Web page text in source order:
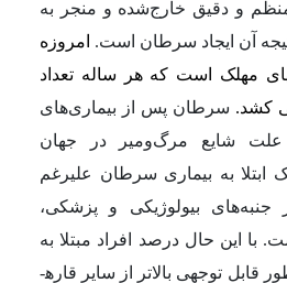
و دقیق خارج‌شده و منجر به
آن ایجاد سرطان است. امروزه
مهلک است که هر ساله تعداد
کشد. سرطان پس از بیماری‌های
شایع مرگ‌ومیر در جهان
به بیماری سرطان علیرغم
بیولوژیکی و پزشکی،
با این حال درصد افراد مبتلا به
قابل توجهی بالاتر از سایر قاره­